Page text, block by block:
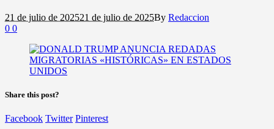
21 de julio de 202521 de julio de 2025By Redaccion
0 0
Share this post?
Facebook Twitter Pinterest